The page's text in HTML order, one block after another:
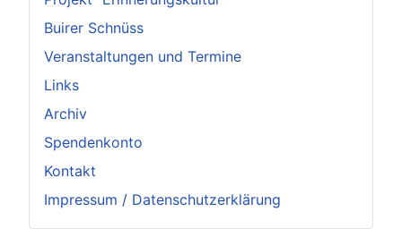
Buirer Schnüss
Veranstaltungen und Termine
Links
Archiv
Spendenkonto
Kontakt
Impressum / Datenschutzerklärung